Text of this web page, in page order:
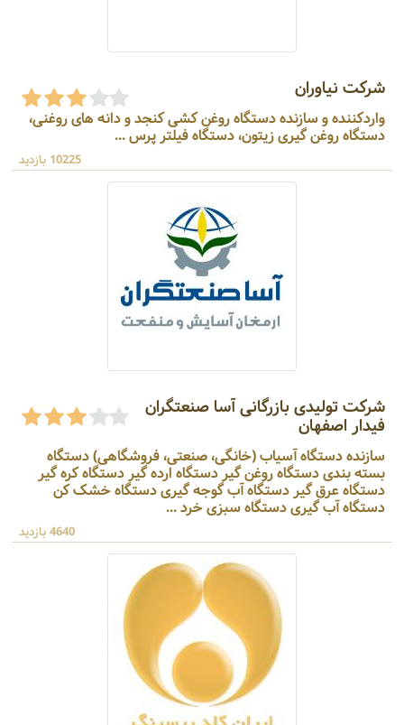
شرکت نیاوران
واردکننده و سازنده دستگاه روغن کشی کنجد و دانه های روغنی،
دستگاه روغن گیری زیتون، دستگاه فیلتر پرس ...
10225 بازدید
شرکت تولیدی بازرگانی آسا صنعتگران
فیدار اصفهان
سازنده دستگاه آسیاب (خانگی، صنعتی، فروشگاهی) دستگاه
بسته بندی دستگاه روغن گیر دستگاه ارده گیر دستگاه کره گیر
دستگاه عرق گیر دستگاه آب گوجه گیری دستگاه خشک کن
دستگاه آب گیری دستگاه سبزی خرد ...
4640 بازدید